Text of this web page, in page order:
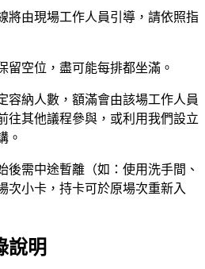
將由現場工作人員引導，請依照指
留空位，盡可能每排都坐滿。
容納人數，額滿會由該場工作人員
往其他議程參與，或利用我們設立
。
後需中途暫離（如：使用洗手間、
次小卡，持卡可於原場次重新入
說明